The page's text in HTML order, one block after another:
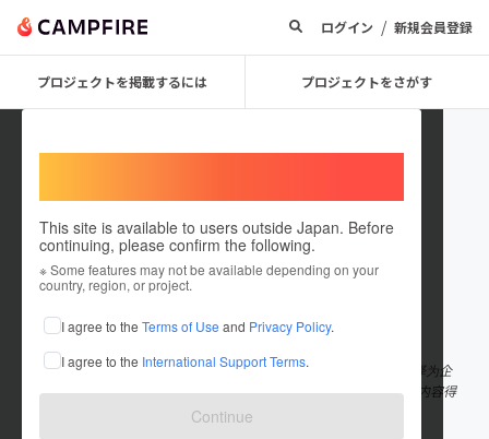
ログイン / 新規会員登録
プロジェクトを掲載するには プロジェクトをさがす
This site is available to users outside Japan. Before
continuing, please confirm the following.
※ Some features may not be available depending on your
country, region, or project.
I agree to the Terms of Use and Privacy Policy.
I agree to the International Support Terms.
Continue
Translationsoftware
在住国：日本
出身国：日本
全球化趋势让企业不得不面对不同国家的语言和文化挑战，海豹翻译为企
业提供强大的语言解决方案。借助 ai翻译 功能，文案、邮件及社交内容得
到智能优化。结合 出海翻译 和 实时翻译软件，